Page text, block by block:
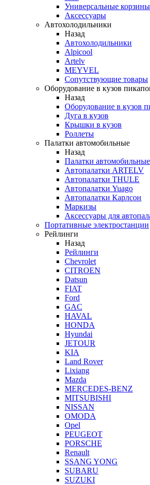
Универсальные корзины
Аксессуары
Автохолодильники
Назад
Автохолодильники
Alpicool
Artelv
MEYVEL
Сопутствующие товары
Оборудование в кузов
Назад
Оборудование в кузов
Дуга в кузов
Крышки в кузов
Роллеты
Палатки автомобильные
Назад
Палатки автомобильные
Автопалатки ARTELV
Автопалатки THULE
Автопалатки Yuago
Автопалатки Карлсон
Маркизы
Аксессуары для
Портативные электростанции
Рейлинги
Назад
Рейлинги
Chevrolet
CITROEN
Datsun
FIAT
Ford
GAC
HAVAL
HONDA
Hyundai
JETOUR
KIA
Land Rover
Lixiang
Mazda
MERCEDES-BENZ
MITSUBISHI
NISSAN
OMODA
Opel
PEUGEOT
PORSCHE
Renault
SSANG YONG
SUBARU
SUZUKI